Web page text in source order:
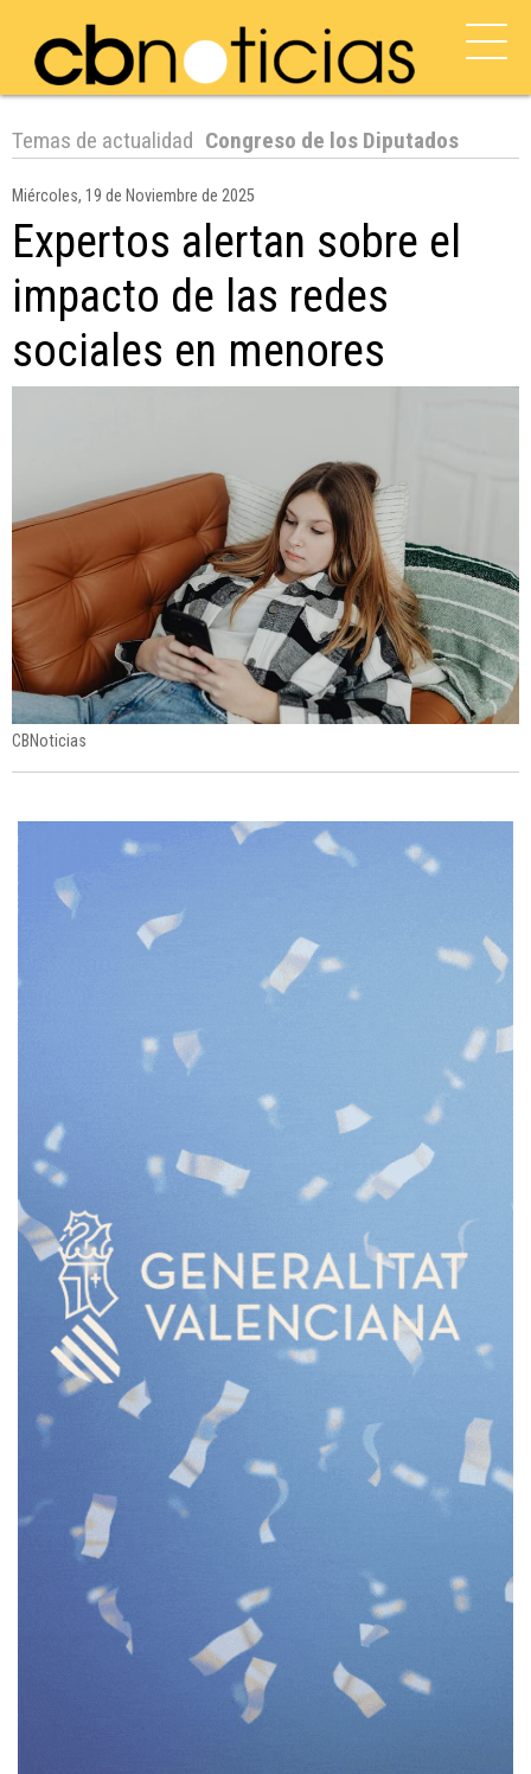
Temas de actualidad Congreso de los Diputados
Miércoles, 19 de Noviembre de 2025
Expertos alertan sobre el
impacto de las redes
sociales en menores
CBNoticias